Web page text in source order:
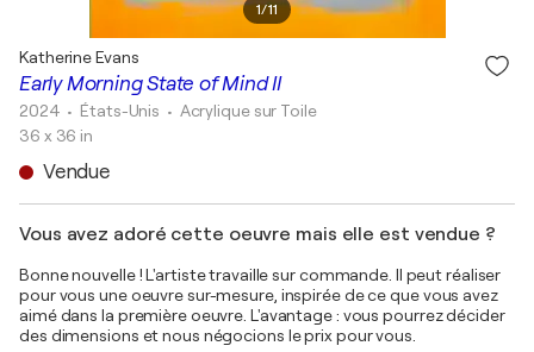
1/11
Early Morning State of Mind II
Katherine Evans
2024 • États-Unis • Acrylique sur Toile
36 x 36 in
Vendue
Vous avez adoré cette oeuvre mais elle est vendue ?
Bonne nouvelle ! L'artiste travaille sur commande. Il peut réaliser
pour vous une oeuvre sur-mesure, inspirée de ce que vous avez
aimé dans la première oeuvre. L'avantage : vous pourrez décider
des dimensions et nous négocions le prix pour vous.